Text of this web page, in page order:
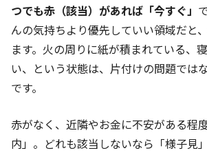
つでも赤（該当）があれば「今すぐ」
んの気持ちより優先していい領域だと
ます。火の周りに紙が積まれている、
い、という状態は、片付けの問題では
です。
赤がなく、近隣やお金に不安がある程
内」。どれも該当しないなら「様子見